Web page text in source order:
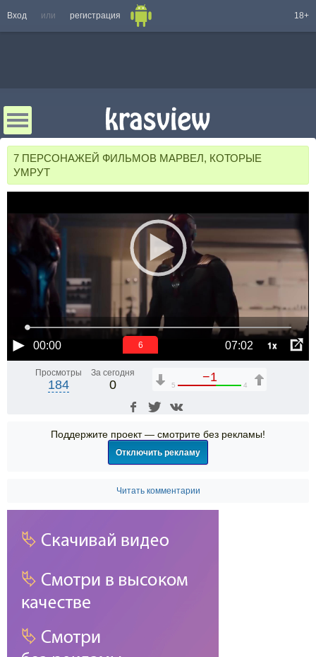
Вход или регистрация 18+
7 ПЕРСОНАЖЕЙ ФИЛЬМОВ МАРВЕЛ, КОТОРЫЕ
УМРУТ
00:00 07:02 1x
6
Просмотры
184
За сегодня
0
−1
5 4
Поддержите проект — смотрите без рекламы!
Отключить рекламу
Читать комментарии